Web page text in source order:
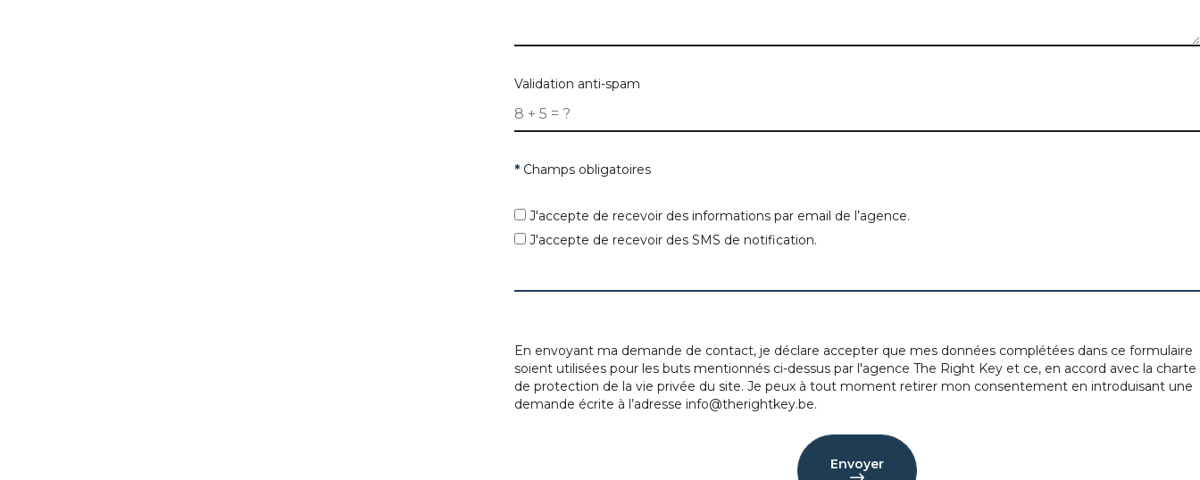
Validation anti-spam
* Champs obligatoires
J'accepte de recevoir des informations par email de l’agence.
J'accepte de recevoir des SMS de notification.
En envoyant ma demande de contact, je déclare accepter que mes données complétées dans ce formulaire
soient utilisées pour les buts mentionnés ci-dessus par l'agence The Right Key et ce, en accord avec la charte
de protection de la vie privée du site. Je peux à tout moment retirer mon consentement en introduisant une
demande écrite à l’adresse info@therightkey.be.
Envoyer